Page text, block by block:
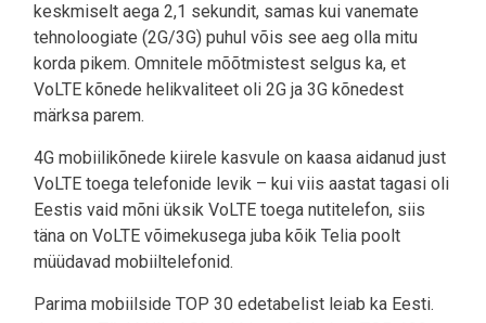
keskmiselt aega 2,1 sekundit, samas kui vanemate
tehnoloogiate (2G/3G) puhul võis see aeg olla mitu
korda pikem. Omnitele mõõtmistest selgus ka, et
VoLTE kõnede helikvaliteet oli 2G ja 3G kõnedest
märksa parem.
4G mobiilikõnede kiirele kasvule on kaasa aidanud just
VoLTE toega telefonide levik – kui viis aastat tagasi oli
Eestis vaid mõni üksik VoLTE toega nutitelefon, siis
täna on VoLTE võimekusega juba kõik Telia poolt
müüdavad mobiiltelefonid.
Parima mobiilside TOP 30 edetabelist leiab ka Eesti.